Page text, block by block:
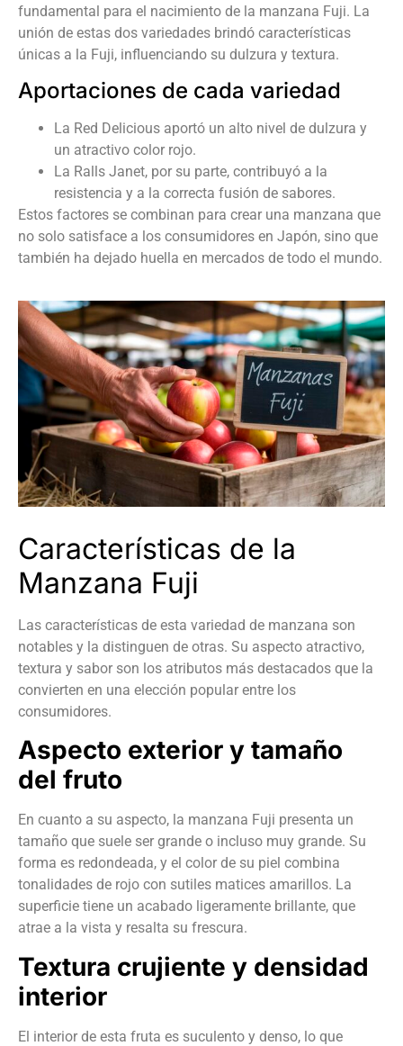
fundamental para el nacimiento de la manzana Fuji. La
unión de estas dos variedades brindó características
únicas a la Fuji, influenciando su dulzura y textura.
Aportaciones de cada variedad
La Red Delicious aportó un alto nivel de dulzura y
un atractivo color rojo.
La Ralls Janet, por su parte, contribuyó a la
resistencia y a la correcta fusión de sabores.
Estos factores se combinan para crear una manzana que
no solo satisface a los consumidores en Japón, sino que
también ha dejado huella en mercados de todo el mundo.
Características de la
Manzana Fuji
Las características de esta variedad de manzana son
notables y la distinguen de otras. Su aspecto atractivo,
textura y sabor son los atributos más destacados que la
convierten en una elección popular entre los
consumidores.
Aspecto exterior y tamaño
del fruto
En cuanto a su aspecto, la manzana Fuji presenta un
tamaño que suele ser grande o incluso muy grande. Su
forma es redondeada, y el color de su piel combina
tonalidades de rojo con sutiles matices amarillos. La
superficie tiene un acabado ligeramente brillante, que
atrae a la vista y resalta su frescura.
Textura crujiente y densidad
interior
El interior de esta fruta es suculento y denso, lo que